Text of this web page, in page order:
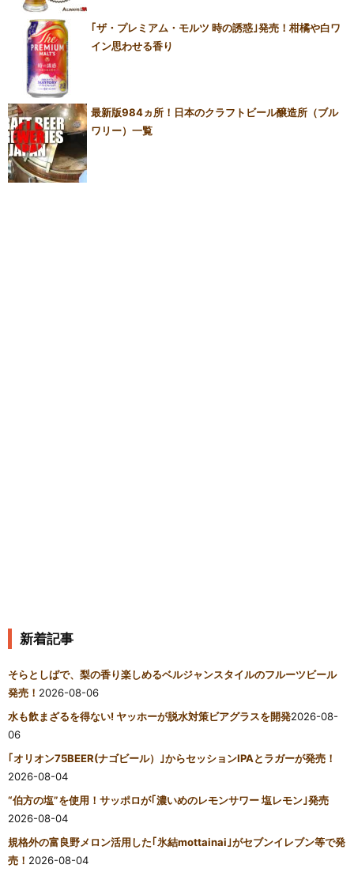
｢ザ・プレミアム・モルツ 時の誘惑｣発売！柑橘や白ワ
イン思わせる香り
最新版984ヵ所！日本のクラフトビール醸造所（ブル
ワリー）一覧
新着記事
そらとしばで、梨の香り楽しめるベルジャンスタイルのフルーツビール
発売！ 2026-08-06
水も飲まざるを得ない! ヤッホーが脱水対策ビアグラスを開発2026-08-
06
｢オリオン75BEER(ナゴビール）｣からセッションIPAとラガーが発売！
2026-08-04
“伯方の塩”を使用！サッポロが｢濃いめのレモンサワー 塩レモン｣発売
2026-08-04
規格外の富良野メロン活用した｢氷結mottainai｣がセブンイレブン等で発
売！ 2026-08-04